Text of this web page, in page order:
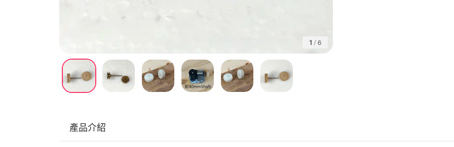
1 /6
產品介紹